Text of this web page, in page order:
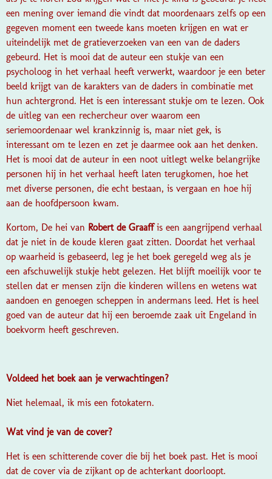
een mening over iemand die vindt dat moordenaars zelfs op een
gegeven moment een tweede kans moeten krijgen en wat er
uiteindelijk met de gratieverzoeken van een van de daders
gebeurd. Het is mooi dat de auteur een stukje van een
psycholoog in het verhaal heeft verwerkt, waardoor je een beter
beeld krijgt van de karakters van de daders in combinatie met
hun achtergrond. Het is een interessant stukje om te lezen. Ook
de uitleg van een rechercheur over waarom een
seriemoordenaar wel krankzinnig is, maar niet gek, is
interessant om te lezen en zet je daarmee ook aan het denken.
Het is mooi dat de auteur in een noot uitlegt welke belangrijke
personen hij in het verhaal heeft laten terugkomen, hoe het
met diverse personen, die echt bestaan, is vergaan en hoe hij
aan de hoofdpersoon kwam.
Kortom, De hei van Robert de Graaff is een aangrijpend verhaal
dat je niet in de koude kleren gaat zitten. Doordat het verhaal
op waarheid is gebaseerd, leg je het boek geregeld weg als je
een afschuwelijk stukje hebt gelezen. Het blijft moeilijk voor te
stellen dat er mensen zijn die kinderen willens en wetens wat
aandoen en genoegen scheppen in andermans leed. Het is heel
goed van de auteur dat hij een beroemde zaak uit Engeland in
boekvorm heeft geschreven.
Voldeed het boek aan je verwachtingen?
Niet helemaal, ik mis een fotokatern.
Wat vind je van de cover?
Het is een schitterende cover die bij het boek past. Het is mooi
dat de cover via de zijkant op de achterkant doorloopt.